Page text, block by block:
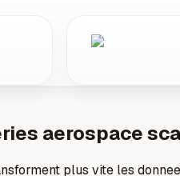
aerospace
plus vite les